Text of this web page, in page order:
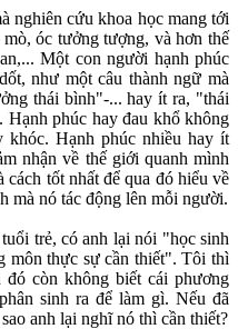
nghiên cứu khoa học mang tới
óc tưởng tượng, và hơn thế
Một con người hạnh phúc
như một câu thành ngữ mà
thái bình"-... hay ít ra, "thái
phúc hay đau khổ không
Hạnh phúc nhiều hay ít
nhận về thế giới quanh mình
tốt nhất để qua đó hiểu về
mà nó tác động lên mỗi người.
trẻ, có anh lại nói "học sinh
môn thực sự cần thiết". Tôi thì
còn không biết cái phương
sinh ra để làm gì. Nếu đã
anh lại nghĩ nó thì cần thiết?